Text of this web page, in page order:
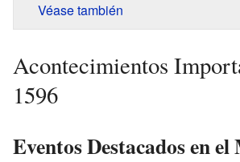
Véase también
Acontecimientos
1596
Eventos Destacados en